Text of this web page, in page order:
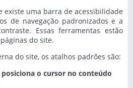
existe uma barra de acessibilidade
de navegação padronizados e a
Essas ferramentas estão
do site.
do site, os atalhos padrões são:
posiciona o cursor no conteúdo